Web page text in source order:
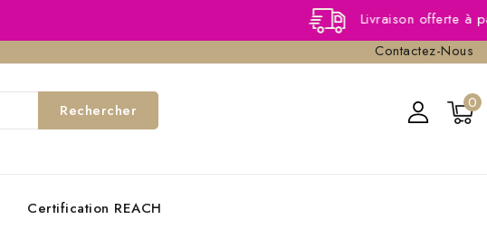
Livraison offerte à partir de 40,00 €
Contactez-Nous
0
Rechercher
Certification REACH